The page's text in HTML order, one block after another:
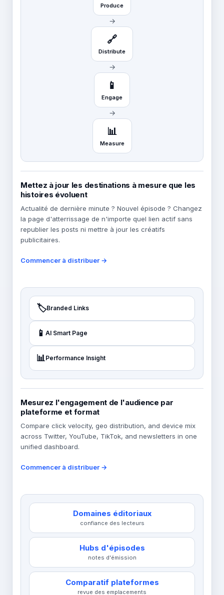
Produce
→
🔗
Distribute
→
📱
Engage
→
📊
Measure
Mettez à jour les destinations à mesure que les
histoires évoluent
Actualité de dernière minute ? Nouvel épisode ? Changez
la page d'atterrissage de n'importe quel lien actif sans
republier les posts ni mettre à jour les créatifs
publicitaires.
Commencer à distribuer →
🏷️Branded Links
📱 AI Smart Page
📊Performance Insight
Mesurez l'engagement de l'audience par
plateforme et format
Compare click velocity, geo distribution, and device mix
across Twitter, YouTube, TikTok, and newsletters in one
unified dashboard.
Commencer à distribuer →
Domaines éditoriaux
confiance des lecteurs
Hubs d'épisodes
notes d'émission
Comparatif plateformes
revue des emplacements